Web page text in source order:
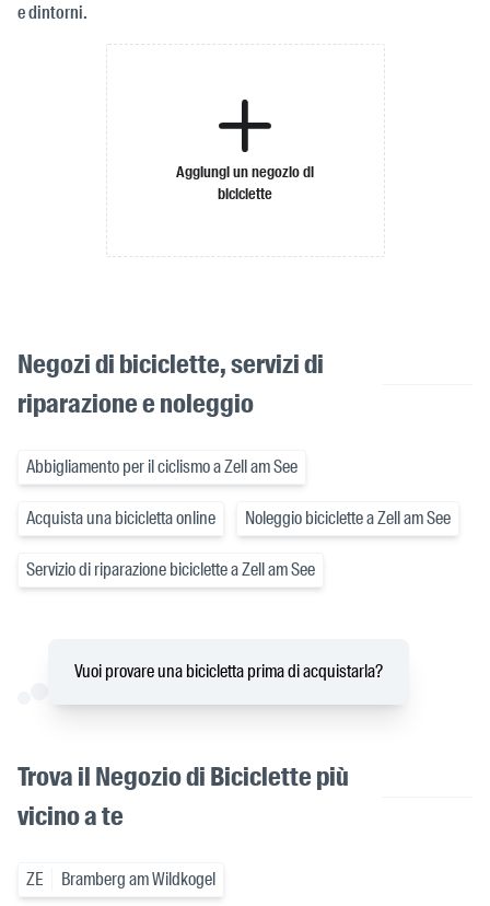
e dintorni.
Aggiungi un negozio di
biciclette
Negozi di biciclette, servizi di
riparazione e noleggio
Abbigliamento per il ciclismo a Zell am See
Acquista una bicicletta online Noleggio biciclette a Zell am See
Servizio di riparazione biciclette a Zell am See
Vuoi provare una bicicletta prima di acquistarla?
Trova il Negozio di Biciclette più
vicino a te
ZE Bramberg am Wildkogel